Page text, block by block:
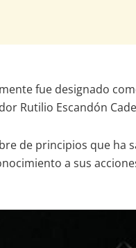
fue designado
Rutilio Escandón
de principios que ha
a sus